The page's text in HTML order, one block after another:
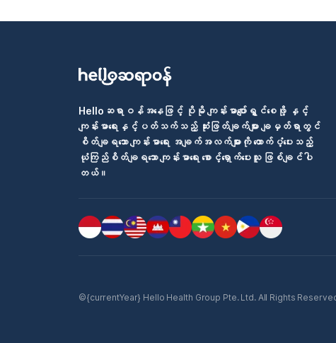
Helloဆရာဝန်အနေဖြင့် ပိုမို ကျန်းမာပျော်ရွှင်စေဖို့ နှင့်
ကျန်းမာရေးနှင့်ပတ်သက်သည့် ဆုံးဖြတ်ချက်များ ချမှတ်ရာတွင်
စိတ်ချရသော ကျန်းမာရေး အချက်အလက်များကို ထောက်ပံ့ပေးသည့်
ယုံကြည်စိတ်ချရသော ကျန်းမာရေး စောင့်ရှောက်ပေးသူ ဖြစ်ချင်ပါ
တယ်။
©{currentYear} Hello Health Group Pte. Ltd. All Rights